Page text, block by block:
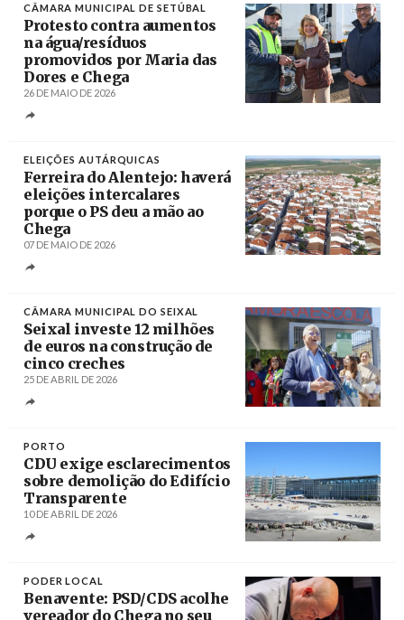
CÂMARA MUNICIPAL DE SETÚBAL
Protesto contra aumentos
na água/resíduos
promovidos por Maria das
Dores e Chega
26 DE MAIO DE 2026
ELEIÇÕES AUTÁRQUICAS
Ferreira do Alentejo: haverá
eleições intercalares
porque o PS deu a mão ao
Chega
07 DE MAIO DE 2026
CÂMARA MUNICIPAL DO SEIXAL
Seixal investe 12 milhões
de euros na construção de
cinco creches
25 DE ABRIL DE 2026
PORTO
CDU exige esclarecimentos
sobre demolição do Edifício
Transparente
10 DE ABRIL DE 2026
PODER LOCAL
Benavente: PSD/CDS acolhe
vereador do Chega no seu